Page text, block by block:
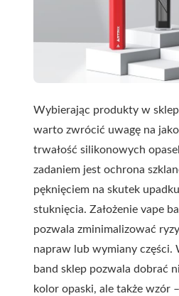
Wybierając produkty w
warto zwrócić uwagę na
trwałość silikonowych
zadaniem jest ochrona
pęknięciem na skutek
stuknięcia. Założenie vape
pozwala zminimalizować
napraw lub wymiany części.
band sklep pozwala dobrać
kolor opaski, ale także wzór